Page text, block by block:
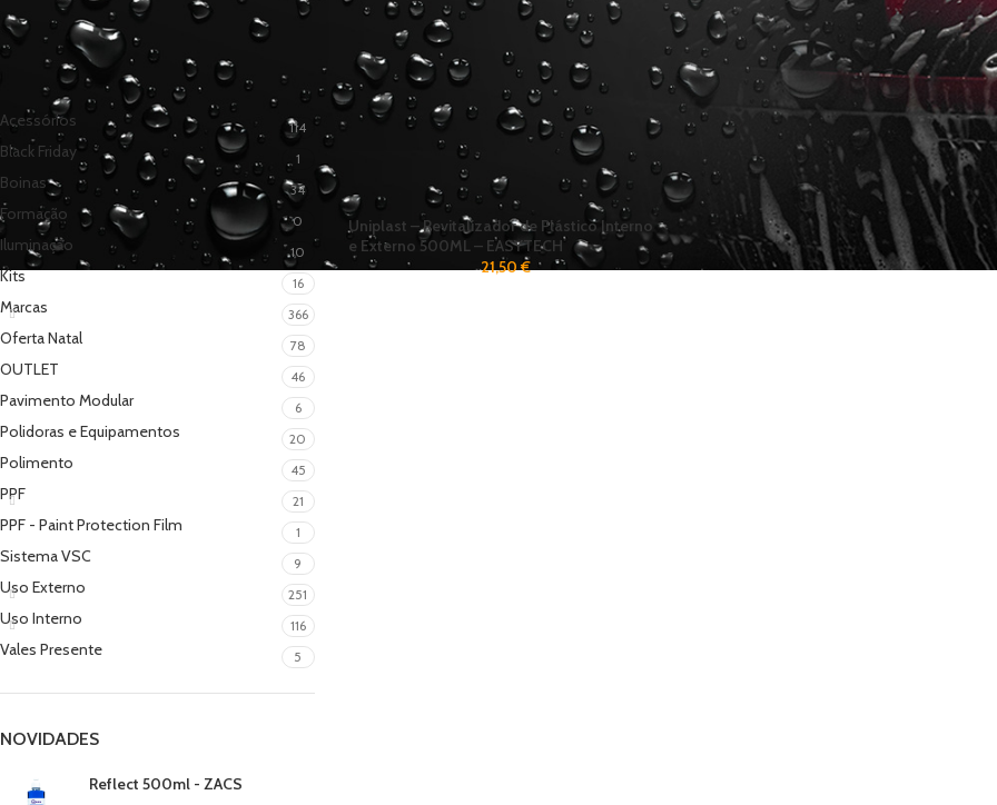
CATEGORIAS
Acessórios 114
Black Friday 1
Boinas 34
Formação 0
Iluminação 10
Kits 16
Marcas 366
Oferta Natal 78
OUTLET 46
Pavimento Modular 6
Polidoras e Equipamentos 20
Polimento 45
PPF 21
PPF - Paint Protection Film 1
Sistema VSC 9
Uso Externo 251
Uso Interno 116
Vales Presente 5
NOVIDADES
Reflect 500ml - ZACS
Uniplast – Revitalizador de Plástico Interno
e Externo 500ML – EASYTECH
21,50€